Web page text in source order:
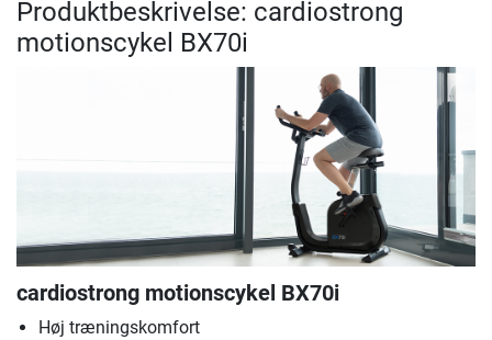
Produktbeskrivelse: cardiostrong
motionscykel BX70i
cardiostrong motionscykel BX70i
Høj træningskomfort